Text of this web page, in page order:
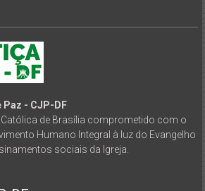
- CJP-DF
de Brasília comprometido com o
Humano Integral à luz do Evangelho
sociais da Igreja.